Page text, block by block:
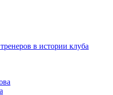
в истории клуба